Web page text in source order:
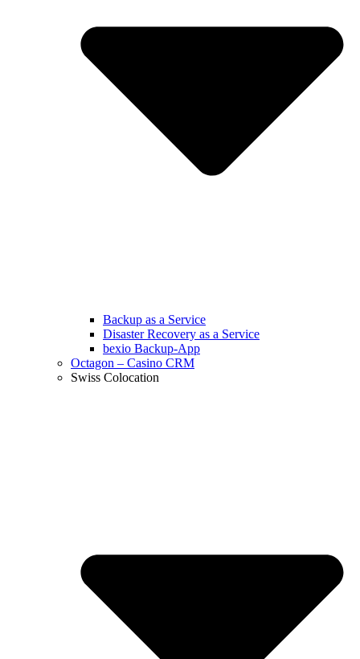
Backup as a Service
Disaster Recovery as a Service
bexio Backup-App
Octagon – Casino CRM
Swiss Colocation